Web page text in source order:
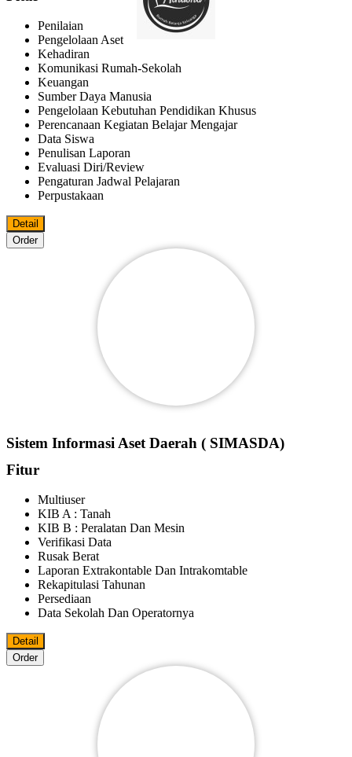
Penilaian
Pengelolaan Aset
Kehadiran
Komunikasi Rumah-Sekolah
Keuangan
Sumber Daya Manusia
Pengelolaan Kebutuhan Pendidikan Khusus
Perencanaan Kegiatan Belajar Mengajar
Data Siswa
Penulisan Laporan
Evaluasi Diri/review
Pengaturan Jadwal Pelajaran
Perpustakaan
Detail
Order
Sistem Informasi Aset Daerah ( SIMASDA)
Fitur
Multiuser
KIB A : Tanah
KIB B : Peralatan Dan Mesin
Verifikasi Data
Rusak Berat
Laporan Extrakontable Dan Intrakomtable
Rekapitulasi Tahunan
Persediaan
Data Sekolah Dan Operatornya
Detail
Order